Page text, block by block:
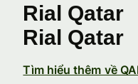
Rial Qatar
Rial Qatar
Tìm hiểu thêm về